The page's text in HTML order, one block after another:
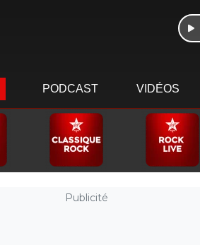
PODCAST VIDÉOS
Publicité